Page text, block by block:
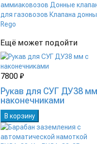
аммиаковозов Донные
для газовозов Клапана
Rego
Ещё может подойти
7800 ₽
Рукав для СУГ ДУ38
наконечниками
В корзину